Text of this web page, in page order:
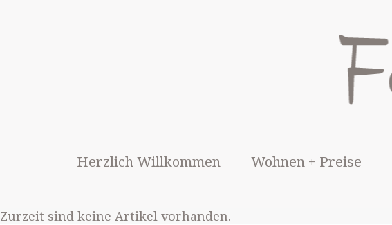
Herzlich Willkommen Wohnen + Preise
Zurzeit sind keine Artikel vorhanden.